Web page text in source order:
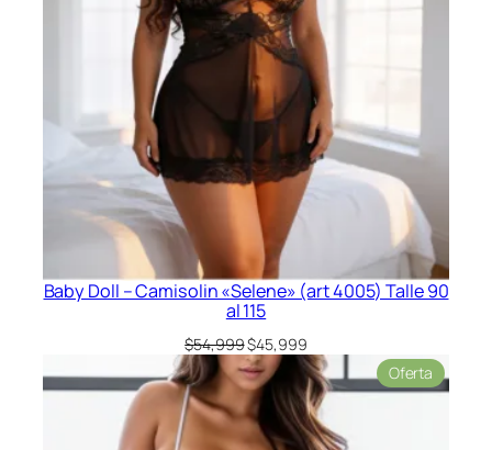
Baby Doll – Camisolin «Selene» (art 4005) Talle 90
al 115
$54,999El
precio
original
era:
$54,999.
$45,999El
precio
actual
es:
$45,999.
Oferta
en